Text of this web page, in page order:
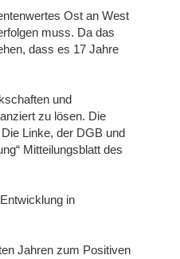
Ost an West
muss. Da das
dass es 17 Jahre
und
zu lösen. Die
Linke, der DGB und
Mitteilungsblatt des
in
Jahren zum Positiven